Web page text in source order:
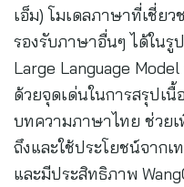
เอ็ม) โมเดลภาษาที่เชี่ย
รองรับภาษาอื่นๆ ได้ในรู
Large Language
ด้วยจุดเด่นในการสรุปเ
บทความภาษาไทย ช่วยเ
ถึงและใช้ประโยชน์จากเ
และมีประสิทธิภาพ